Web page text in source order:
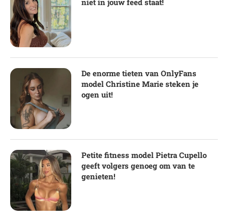
niet in jouw feed staat!
De enorme tieten van OnlyFans
model Christine Marie steken je
ogen uit!
Petite fitness model Pietra Cupello
geeft volgers genoeg om van te
genieten!